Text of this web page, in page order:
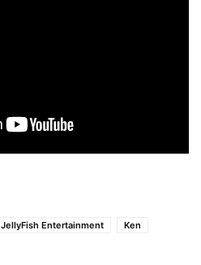
JellyFish Entertainment
Ken